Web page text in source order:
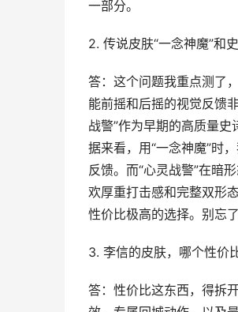
一部分。
2. 传说皮肤“一念神魔”和
答：这个问题我重点测了
能前摇和后摇的视觉反馈
战警”作为早期的高质量
据来看，用“一念神魔”时
反馈。而“心灵战警”在暗
欢厚重打击感和完整双形
性价比极高的选择。别忘
3. 李信的皮肤，哪个性价
答：性价比这东西，得拆